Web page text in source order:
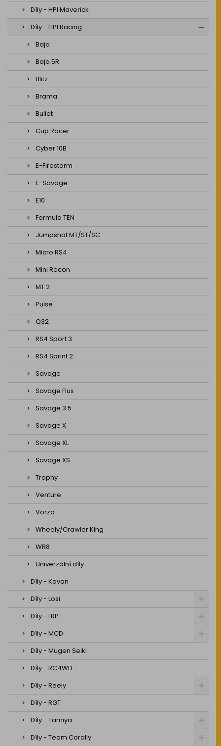
Díly - HPI Maverick
Díly - HPI Racing
Baja
Baja 5R
Blitz
Brama
Bullet
Cup Racer
Cyber 10B
E-Firestorm
E-Savage
E10
Formula TEN
Jumpshot MT/ST/SC
Micro RS4
Mini Recon
MT 2
Pulse
Q32
RS4 Sport 3
RS4 Sprint 2
Savage
Savage Flux
Savage 3.5
Savage X
Savage XL
Savage XS
Trophy
Venture
Vorza
Wheely/Crawler King
WR8
Univerzální díly
Díly - Kavan
Díly - Losi
Díly - LRP
Díly - MCD
Díly - Mugen Seiki
Díly - RC4WD
Díly - Reely
Díly - RGT
Díly - Tamiya
Díly - Team Corally